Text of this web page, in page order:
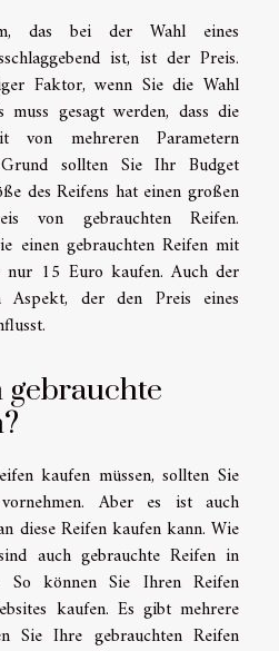
das bei der Wahl eines
ist, ist der Preis.
Faktor, wenn Sie die Wahl
gesagt werden, dass die
von mehreren Parametern
sollten Sie Ihr Budget
des Reifens hat einen großen
von gebrauchten Reifen.
einen gebrauchten Reifen mit
15 Euro kaufen. Auch der
Aspekt, der den Preis eines
gebrauchte
kaufen müssen, sollten Sie
Aber es ist auch
diese Reifen kaufen kann. Wie
auch gebrauchte Reifen in
So können Sie Ihren Reifen
kaufen. Es gibt mehrere
Sie Ihre gebrauchten Reifen